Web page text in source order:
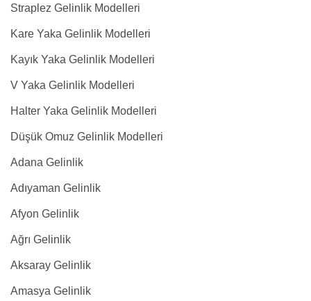
Straplez Gelinlik Modelleri
Kare Yaka Gelinlik Modelleri
Kayık Yaka Gelinlik Modelleri
V Yaka Gelinlik Modelleri
Halter Yaka Gelinlik Modelleri
Düşük Omuz Gelinlik Modelleri
Adana Gelinlik
Adıyaman Gelinlik
Afyon Gelinlik
Ağrı Gelinlik
Aksaray Gelinlik
Amasya Gelinlik